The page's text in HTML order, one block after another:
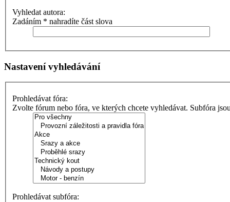
Vyhledat autora:
Zadáním * nahradíte část slova
Nastavení vyhledávání
Prohledávat fóra:
Zvolte fórum nebo fóra, ve kterých chcete vyhledávat. Subfóra
Prohledávat subfóra: